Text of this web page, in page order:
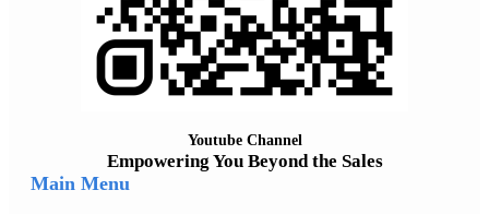
Youtube Channel
Empowering You Beyond the Sales
Main Menu